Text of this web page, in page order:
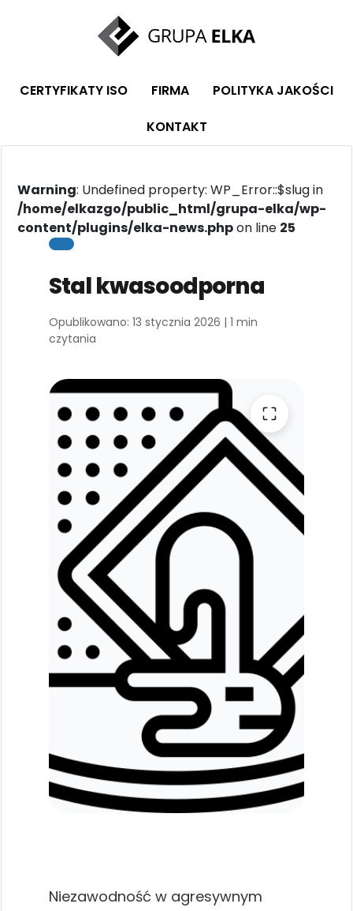
CERTYFIKATY ISO FIRMA
POLITYKA JAKOŚCI
KONTAKT
Warning: Undefined property: WP_Error::$slug in
/home/elkazgo/public_html/grupa-elka/wp-
content/plugins/elka-news.phpon line 25
Stalkwasoodporna
Opublikowano: 13 stycznia 2026 | 1 min
czytania
Niezawodność w agresywnym